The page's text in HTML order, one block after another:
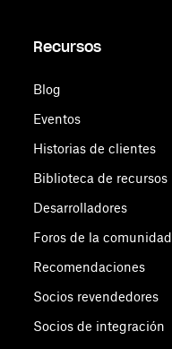
Recursos
Blog
Eventos
Historias de clientes
Biblioteca de recursos
Desarrolladores
Foros de la comunidad
Recomendaciones
Socios revendedores
Socios de integración